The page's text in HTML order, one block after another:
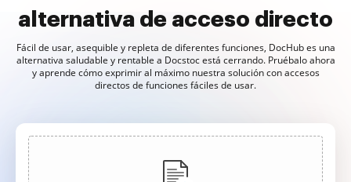
alternativa de acceso directo
Fácil de usar, asequible y repleta de diferentes funciones, DocHub es una
alternativa saludable y rentable a Docstoc está cerrando. Pruébalo ahora
y aprende cómo exprimir al máximo nuestra solución con accesos
directos de funciones fáciles de usar.